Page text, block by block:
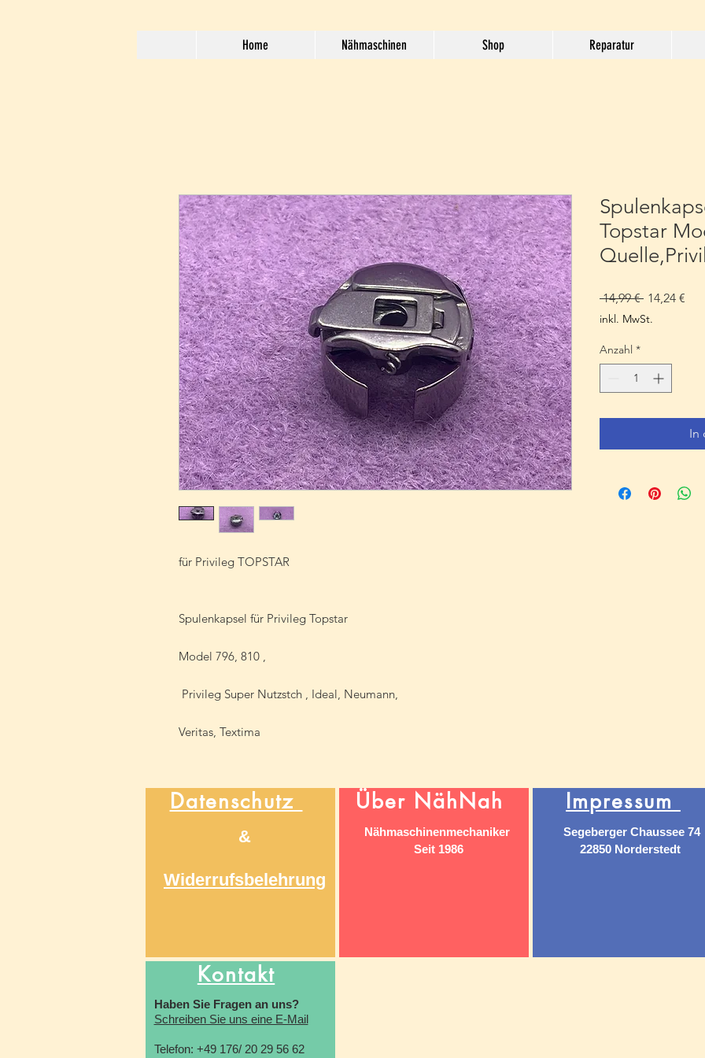
Home Nähmaschinen Shop Reparatur
für Privileg TOPSTAR
Spulenkapsel für Privileg Topstar
Model 796, 810 ,
Privileg Super Nutzstch , Ideal, Neumann,
Veritas, Textima
Topstar
14,99 € 14,24 €
inkl. MwSt.
Anzahl *
In
Datenschutz
&
Widerrufsbelehrung
Über NähNah
Nähmaschinenmechaniker
Seit 1986
Impressum
Segeberger Chaussee 74
22850 Norderstedt
Kontakt
Haben Sie Fragen an uns?
Schreiben Sie uns eine E-Mail
Telefon: +49 176/ 20 29 56 62